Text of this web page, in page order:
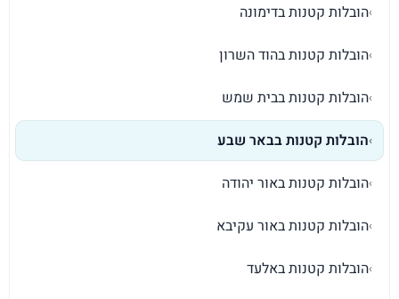
›הובלות קטנות בדימונה
›הובלות קטנות בהוד השרון
›הובלות קטנות בבית שמש
›הובלות קטנות בבאר שבע
›הובלות קטנות באור יהודה
›הובלות קטנות באור עקיבא
›הובלות קטנות באלעד